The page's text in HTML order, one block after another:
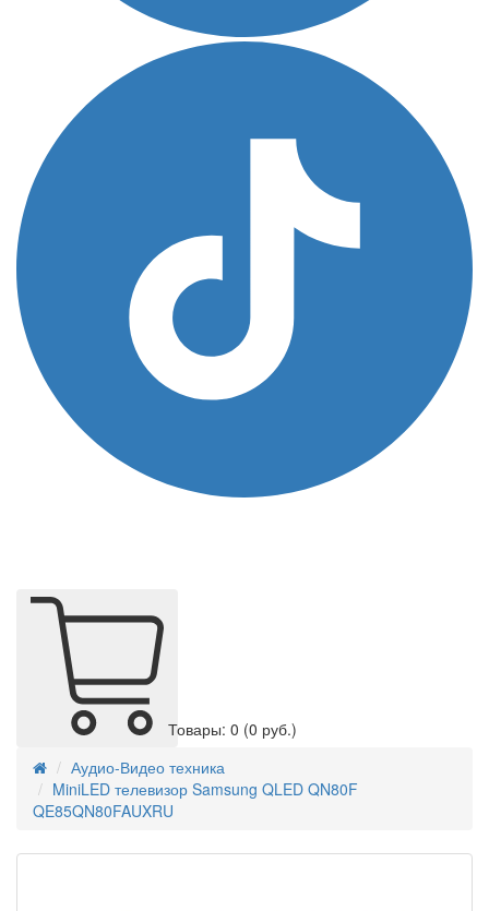
Товары: 0 (0 руб.)
Аудио-Видео техника
MiniLED телевизор Samsung QLED QN80F
QE85QN80FAUXRU